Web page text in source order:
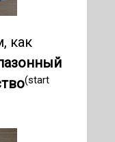
как
(start